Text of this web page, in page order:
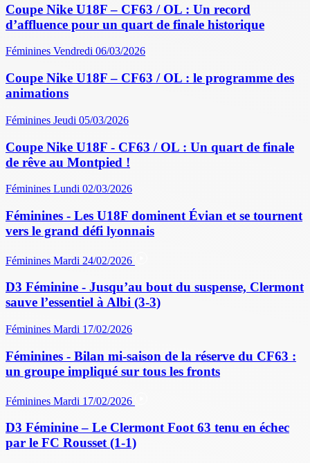
Coupe Nike U18F – CF63 / OL : Un record
d’affluence pour un quart de finale historique
Féminines Vendredi 06/03/2026
Coupe Nike U18F – CF63 / OL : le programme des
animations
Féminines Jeudi 05/03/2026
Coupe Nike U18F - CF63 / OL : Un quart de finale
de rêve au Montpied !
Féminines Lundi 02/03/2026
Féminines - Les U18F dominent Évian et se tournent
vers le grand défi lyonnais
Féminines Mardi 24/02/2026
D3 Féminine - Jusqu’au bout du suspense, Clermont
sauve l’essentiel à Albi (3-3)
Féminines Mardi 17/02/2026
Féminines - Bilan mi-saison de la réserve du CF63 :
un groupe impliqué sur tous les fronts
Féminines Mardi 17/02/2026
D3 Féminine – Le Clermont Foot 63 tenu en échec
par le FC Rousset (1-1)